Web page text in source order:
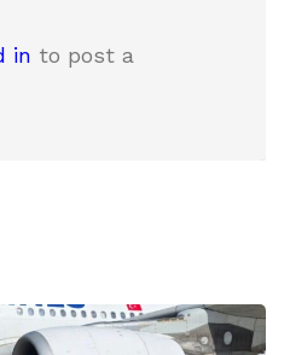
in to post a